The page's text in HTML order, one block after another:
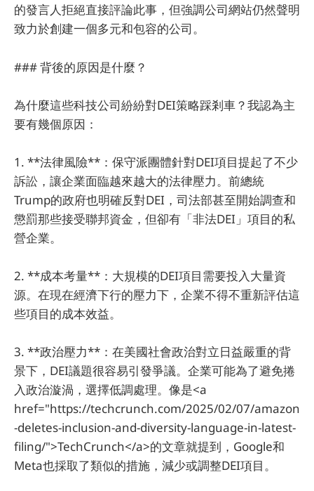
的發言人拒絕直接評論此事，但強調公司網站仍然聲明
致力於創建一個多元和包容的公司。
### 背後的原因是什麼？
為什麼這些科技公司紛紛對DEI策略踩剎車？我認為主
要有幾個原因：
1. **法律風險**：保守派團體針對DEI項目提起了不少
訴訟，讓企業面臨越來越大的法律壓力。前總統
Trump的政府也明確反對DEI，司法部甚至開始調查和
懲罰那些接受聯邦資金，但卻有「非法DEI」項目的私
營企業。
2. **成本考量**：大規模的DEI項目需要投入大量資
源。在現在經濟下行的壓力下，企業不得不重新評估這
些項目的成本效益。
3. **政治壓力**：在美國社會政治對立日益嚴重的背
景下，DEI議題很容易引發爭議。企業可能為了避免捲
入政治漩渦，選擇低調處理。像是<a
href="https://techcrunch.com/2025/02/07/amazon
-deletes-inclusion-and-diversity-language-in-latest-
filing/">TechCrunch</a>的文章就提到，Google和
Meta也採取了類似的措施，減少或調整DEI項目。